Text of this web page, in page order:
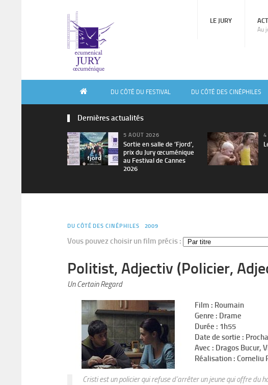
LE JURY
Au
DU CÔTÉ DU FESTIVAL DU CÔTÉ DES CINÉPHILES
Dernières actualités
5 AOÛT 2026
Sortie en salle de ’Fjord’,
prix du Jury œcuménique
au Festival de Cannes
2026
4
DU CÔTÉ DES CINÉPHILES 2009
Vous pouvez choisir un film précis :
Politist, Adjectiv (Policier,
Un Certain Regard
Film : Roumain
Genre : Drame
Durée : 1h55
Date de sortie :
Avec : Dragos Bucur,
Réalisation : Corneliu
Cristi est un policier qui refuse d’arrêter un jeune qui offre du